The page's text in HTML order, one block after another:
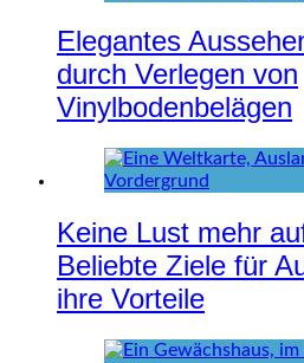
Elegantes
durch Verlegen von
Vinylbodenbelägen
Keine Lust mehr
Beliebte Ziele für
ihre Vorteile